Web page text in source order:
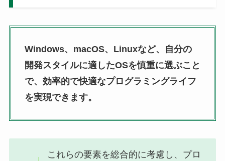
Windows、macOS、Linuxなど、自分の
開発スタイルに適したOSを慎重に選ぶこと
で、効率的で快適なプログラミングライフ
を実現できます。
これらの要素を総合的に考慮し、プロ